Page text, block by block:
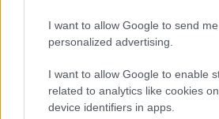
I want to allow Google to send me
personalized advertising.
I want to allow Google to enable
related to analytics like cookies
device identifiers in apps.